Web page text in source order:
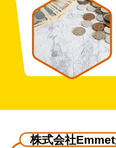
株式会社